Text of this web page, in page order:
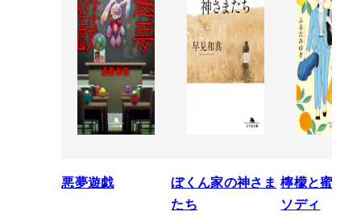
悪夢遊戯
ぼくん家の神さま
たち
檸檬と蜜柑
ソディ